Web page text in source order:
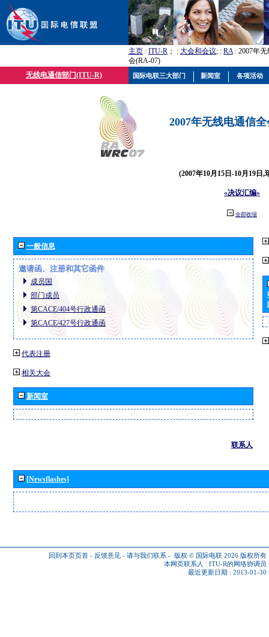
主页 : ITU-R ； : 大会和会议; : RA: 2007年
会(RA-07)
无线电通信部门(ITU-R)
2007年无线电通信
(2007年10月15日-10月19日,
«决议汇编»
全部收缩
一般信息
邀请函、注册和其它函件
成员国
部门成员
第CACE/404号行政通函
第CACE/427号行政通函
代表注册
相关大会
新闻室
联系人
[Newsflashes]
回到本页页首 - 反馈意见 - 请与我们联系 - 版权 © 国际电联 2026 版权所有
本网页联系人 : ITU-R的网络协调员
最近更新日期 : 2013-01-30
国际电联三大部门 新闻室 各项活动